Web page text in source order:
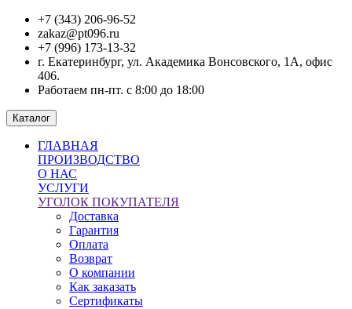
+7 (343) 206-96-52
zakaz@pt096.ru
+7 (996) 173-13-32
г. Екатеринбург, ул. Академика Вонсовского, 1А, офис
406.
Работаем пн-пт. с 8:00 до 18:00
Каталог
ГЛАВНАЯ
ПРОИЗВОДСТВО
О НАС
УСЛУГИ
УГОЛОК ПОКУПАТЕЛЯ
Доставка
Гарантия
Оплата
Возврат
О компании
Как заказать
Сертификаты